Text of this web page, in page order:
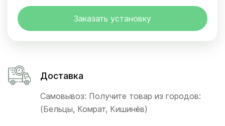
Заказать установку
Доставка
Самовывоз: Получите товар из городов:
(Бельцы, Комрат, Кишинёв)